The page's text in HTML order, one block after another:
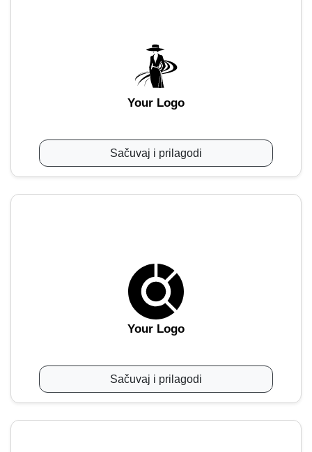
Your Logo
Sačuvaj i prilagodi
Your Logo
Sačuvaj i prilagodi